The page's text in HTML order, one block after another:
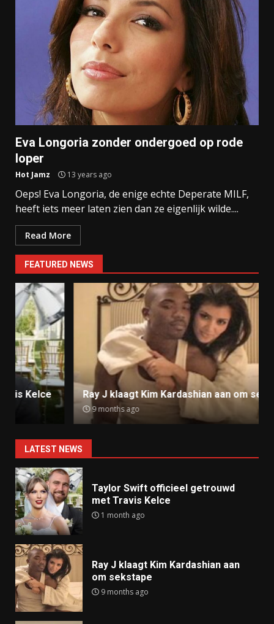
Eva Longoria zonder ondergoed op rode
loper
Hot Jamz 13 years ago
Oeps! Eva Longoria, de enige echte Deperate MILF,
heeft iets meer laten zien dan ze eigenlijk wilde....
Read More
FEATURED NEWS
Ray J klaagt Kim Kardashian aan om sekstape
9 months ago
LATEST NEWS
Taylor Swift officieel getrouwd
met Travis Kelce
1 month ago
Ray J klaagt Kim Kardashian aan
om sekstape
9 months ago